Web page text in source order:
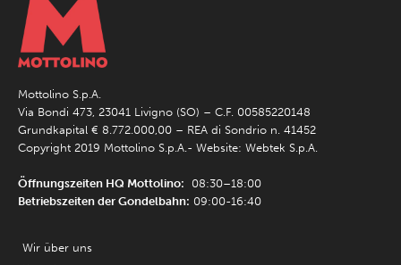
Mottolino S.p.A.
Via Bondi 473, 23041 Livigno (SO) – C.F. 00585220148
Grundkapital € 8.772.000,00 – REA di Sondrio n. 41452
Copyright 2019 Mottolino S.p.A.- Website: Webtek S.p.A.
Öffnungszeiten HQ Mottolino: 08:30–18:00
Betriebszeiten der Gondelbahn: 09:00-16:40
Wir über uns